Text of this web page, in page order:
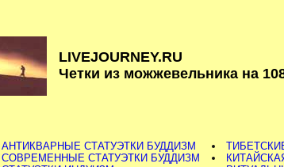
LIVEJOURNEY.RU
Четки из можжевельника на
АНТИКВАРНЫЕ СТАТУЭТКИ БУДДИЗМ
СОВРЕМЕННЫЕ СТАТУЭТКИ БУДДИЗМ